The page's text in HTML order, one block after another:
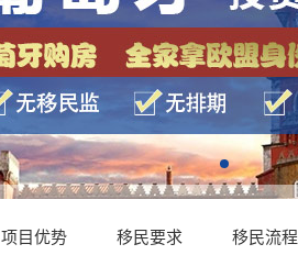
项目优势 移民要求 移民流程